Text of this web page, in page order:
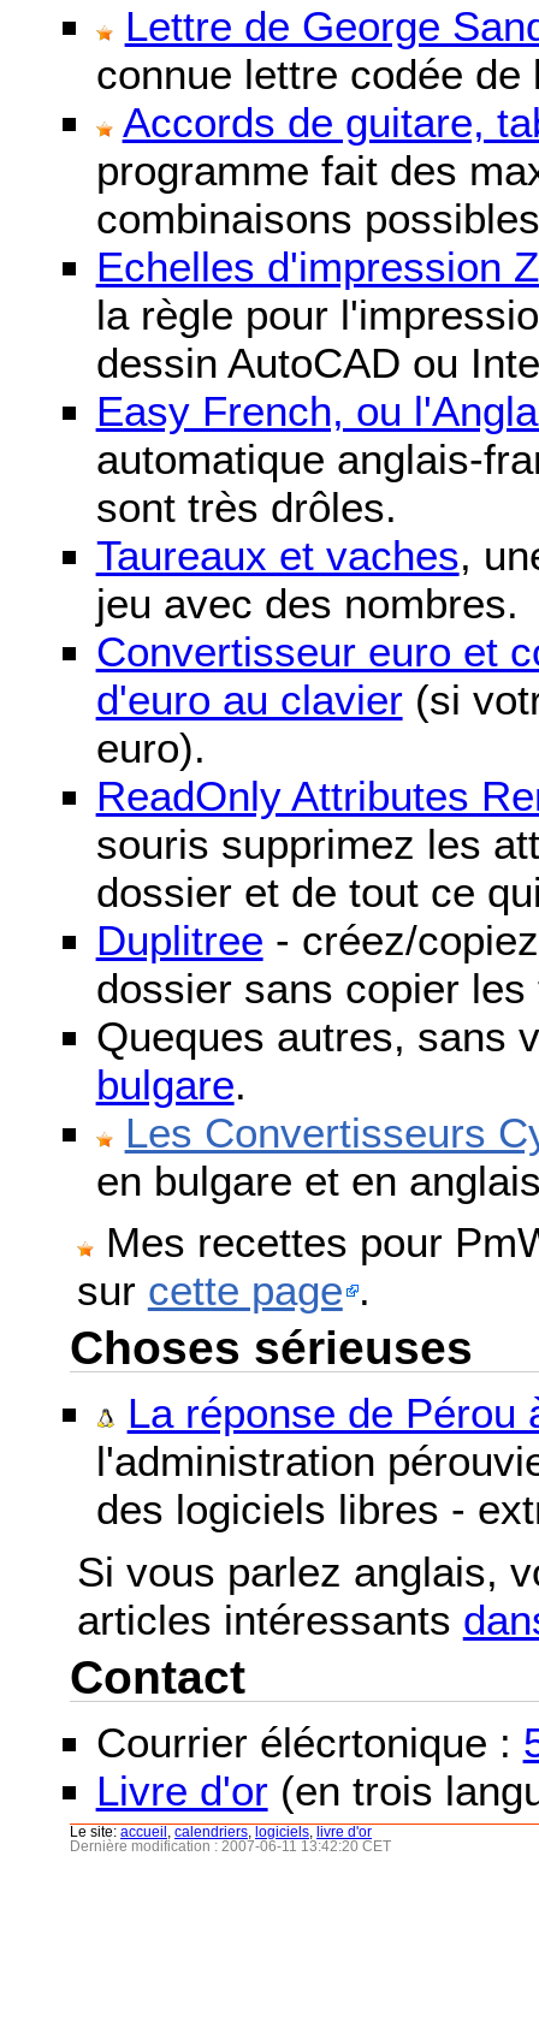
Lettre de George
connue lettre codée
Accords de guitare,
programme fait des
combinaisons
Echelles d'impression
la règle pour
dessin AutoCAD ou
Easy French, ou
automatique anglais-
sont très drôles.
Taureaux et vaches,
jeu avec des nombres.
Convertisseur euro et
d'euro au clavier (si
euro).
ReadOnly Attributes
souris supprimez les
dossier et de tout ce
Duplitree - créez/
dossier sans copier les
Queques autres, sans
bulgare.
Les Convertisseurs
en bulgare et en
Mes recettes pour
sur cette page .
Choses sérieuses
La réponse de Pérou
l'administration
des logiciels libres -
Si vous parlez anglais,
articles intéressants
Contact
Courrier élécrtonique :
Livre d'or (en trois
Le site: accueil calendriers logiciels
livre d'or
Dernière modification : 2007-06-11 13:42:20 CET